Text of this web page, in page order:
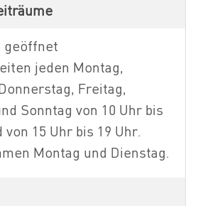
geöffnet
jeden Montag,
Freitag,
Sonntag von 10 Uhr bis
von 15 Uhr bis 19 Uhr.
Montag und Dienstag.